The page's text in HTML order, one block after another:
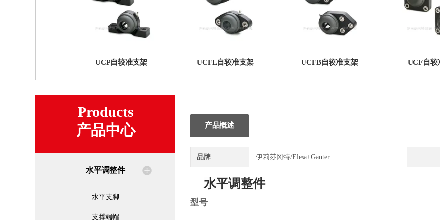
UCP自较准支架 UCFL自较准支架 UCFB自较准支架 UCF自较
Products
产品中心
水平调整件
水平支脚
支撑端帽
产品概述
品牌 伊莉莎冈特/Elesa+Ganter
水平调整件
型号